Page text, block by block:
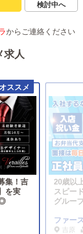
検討中へ
からご連絡ください
求人
集！吉
を実
20歳以
スピー
グルー
ファー
吉原